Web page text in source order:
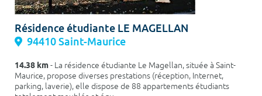
Résidence étudiante LE MAGELLAN
94410 Saint-Maurice
14.38 km- La résidence étudiante Le Magellan, située à Saint-
Maurice, propose diverses prestations (réception, Internet,
parking, laverie), elle dispose de 88 appartements étudiants